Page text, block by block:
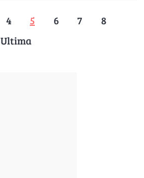
4 5 6 7
8
Ultima